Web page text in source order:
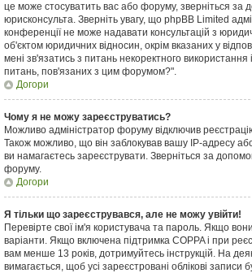
це може стосуватить вас або форуму, зверніться за
юрисконсульта. Зверніть увагу, що phpBB Limited
конференції не може надавати консультацій з
об'єктом юридичних відносин, окрім вказаних у
мені зв'язатись з питань некоректного
питань, пов'язаних з цим форумом?".
Догори
Чому я не можу зареєструватись?
Можливо адміністратор форуму відключив
Також можливо, що він заблокував вашу IP-адресу
ви намагаєтесь зареєструвати. Зверніться за
форуму.
Догори
Я тільки що зареєструвався, але не можу увійти!
Перевірте свої ім'я користувача та пароль. Якщо
варіанти. Якщо включена підтримка COPPA і при
вам менше 13 років, дотримуйтесь інструкцій. На
вимагається, щоб усі зареєстровані облікові записи